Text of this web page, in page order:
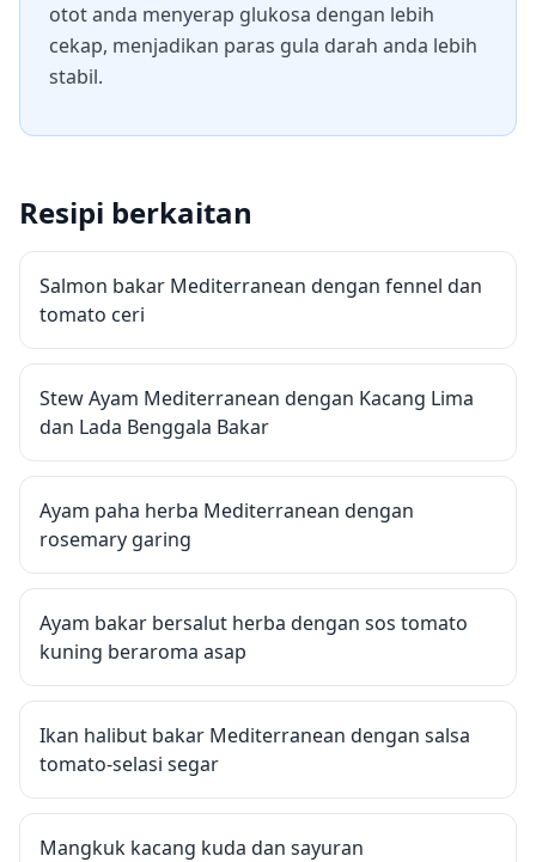
otot anda menyerap glukosa dengan lebih
cekap, menjadikan paras gula darah anda lebih
stabil.
Resipi berkaitan
Salmon bakar Mediterranean dengan fennel dan
tomato ceri
Stew Ayam Mediterranean dengan Kacang Lima
dan Lada Benggala Bakar
Ayam paha herba Mediterranean dengan
rosemary garing
Ayam bakar bersalut herba dengan sos tomato
kuning beraroma asap
Ikan halibut bakar Mediterranean dengan salsa
tomato-selasi segar
Mangkuk kacang kuda dan sayuran